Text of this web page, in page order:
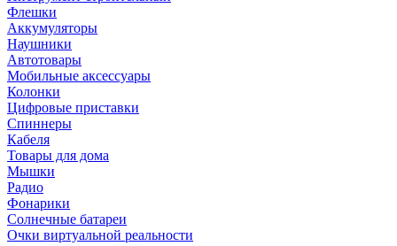
Флешки
Аккумуляторы
Наушники
Автотовары
Мобильные аксессуары
Колонки
Цифровые приставки
Спиннеры
Кабеля
Товары для дома
Мышки
Радио
Фонарики
Солнечные батареи
Очки виртуальной реальности